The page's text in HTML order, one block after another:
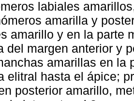
labiales
amarilla y
amarillo y en la parte
del margen anterior y
amarillas en la
elitral hasta el ápice;
posterior amarillo,